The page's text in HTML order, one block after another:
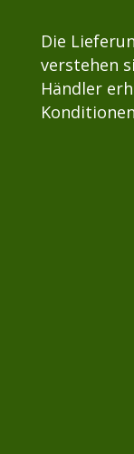
Die
verstehen
Händler